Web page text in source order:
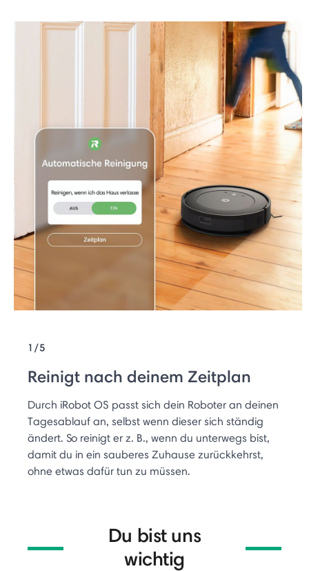
1/5
Reinigt nach deinem Zeitplan
Durch iRobot OS passt sich dein Roboter an deinen
Tagesablauf an, selbst wenn dieser sich ständig
ändert. So reinigt er z. B., wenn du unterwegs bist,
damit du in ein sauberes Zuhause zurückkehrst,
ohne etwas dafür tun zu müssen.
Du bist uns
wichtig